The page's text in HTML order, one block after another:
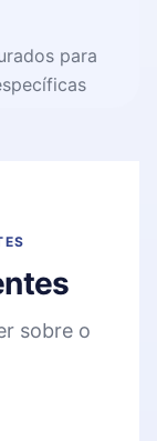
para
sobre o